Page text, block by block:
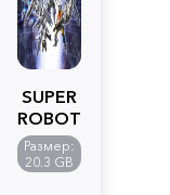
SUPER
ROBOT
WARS
Y
Размер:
20.3 GB